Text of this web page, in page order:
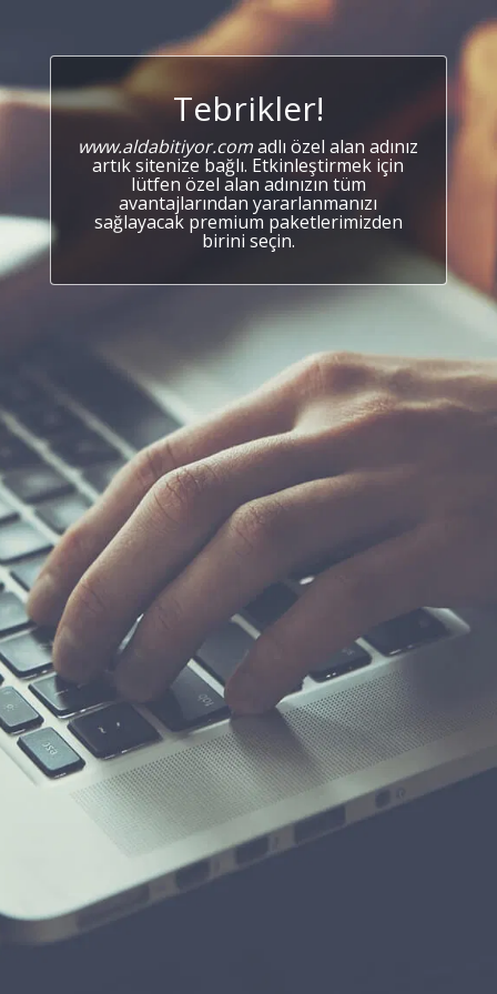
Tebrikler!
www.aldabitiyor.comadlı özel alan adınız
artık sitenize bağlı. Etkinleştirmek için
lütfen özel alan adınızın tüm
avantajlarından yararlanmanızı
sağlayacak premium paketlerimizden
birini seçin.